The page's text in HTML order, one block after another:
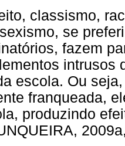
classismo,
se
fazem
intrusos
escola. Ou
franqueada,
produzindo